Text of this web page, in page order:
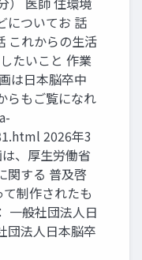
についてお 話
これからの生活
たいこと 作業
は日本脳卒中
らもご覧になれ
2026年3
、厚生労働省
関する 普及啓
制作されたも
一般社団法人日
団法人日本脳卒